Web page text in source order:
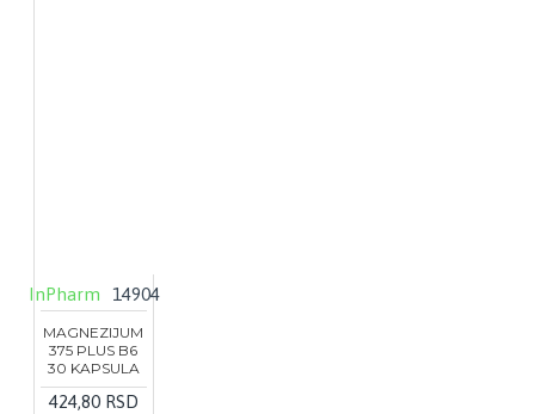
InPharm 14904
MAGNEZIJUM
375 PLUS B6
30 KAPSULA
424,80 RSD